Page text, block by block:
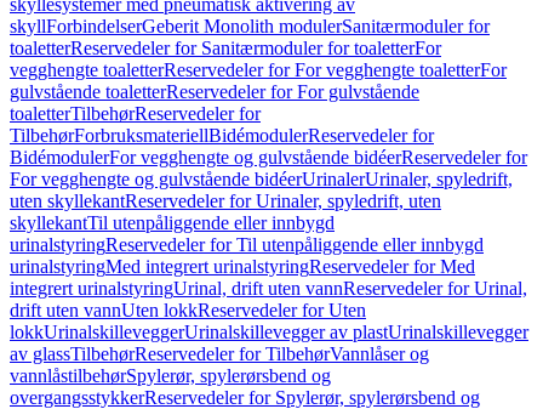
skyllesystemer med pneumatisk aktivering av
skyllForbindelserGeberit Monolith modulerSanitærmoduler for
toaletterReservedeler for Sanitærmoduler for toaletterFor
vegghengte toaletterReservedeler for For vegghengte toaletterFor
gulvstående toaletterReservedeler for For gulvstående
toaletterTilbehørReservedeler for
TilbehørForbruksmateriellBidémodulerReservedeler for
BidémodulerFor vegghengte og gulvstående bidéerReservedeler for
For vegghengte og gulvstående bidéerUrinalerUrinaler, spyledrift,
uten skyllekantReservedeler for Urinaler, spyledrift, uten
skyllekantTil utenpåliggende eller innbygd
urinalstyringReservedeler for Til utenpåliggende eller innbygd
urinalstyringMed integrert urinalstyringReservedeler for Med
integrert urinalstyringUrinal, drift uten vannReservedeler for Urinal,
drift uten vannUten lokkReservedeler for Uten
lokkUrinalskilleveggerUrinalskillevegger av plastUrinalskillevegger
av glassTilbehørReservedeler for TilbehørVannlåser og
vannlåstilbehørSpylerør, spylerørsbend og
overgangsstykkerReservedeler for Spylerør, spylerørsbend og